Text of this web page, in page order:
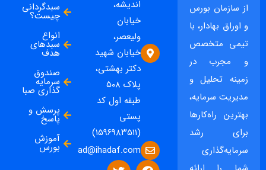
از سازمان بورس
و اوراق بهادار، با
تیمی متخصص
و مجرب در
زمینه تحلیل و
مدیریت سرمایه،
بهترین راه‌کارها
برای رشد
سرمایه‌گذاری
اندیشه،
خیابان
ولیعصر،
خیابان شهید
دکتر بهشتی،
پلاک ۵۰۸
طبقه اول کد
پستی
(۱۵۹۶۹۸۳۵۱۱)
ad@ihadaf.com
سبدگردانی
چیست؟
انواع
سبدهای
هدف
صندوق
سرمایه
گذاری صبا
پرسش و
پاسخ
آموزش
بورس